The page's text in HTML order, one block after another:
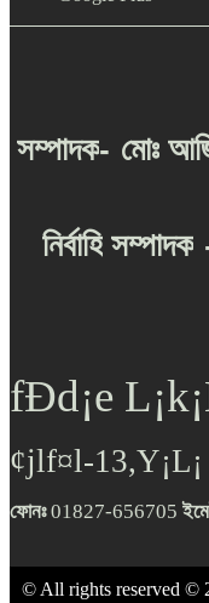
সম্পাদক- মোঃ
নির্বাহি সম্পাদক
fÐd¡e
¢jlf¤l-13,Y¡L¡
ফোনঃ01827-656705
© All rights reserved ©